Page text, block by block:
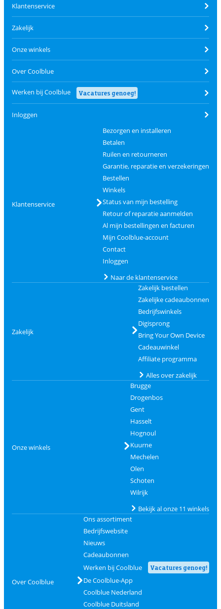
Klantenservice
Zakelijk
Onze winkels
Over Coolblue
Werken bij Coolblue Vacatures genoeg!
Inloggen
Klantenservice
Bezorgen en installeren
Betalen
Ruilen en retourneren
Garantie, reparatie en verzekeringen
Bestellen
Winkels
Status van mijn bestelling
Retour of reparatie aanmelden
Al mijn bestellingen en facturen
Mijn Coolblue-account
Contact
Inloggen
Naar de klantenservice
Zakelijk
Zakelijk bestellen
Zakelijke cadeaubonnen
Bedrijfswinkels
Digisprong
Bring Your Own Device
Cadeauwinkel
Affiliate programma
Alles over zakelijk
Onze winkels
Brugge
Drogenbos
Gent
Hasselt
Hognoul
Kuurne
Mechelen
Olen
Schoten
Wilrijk
Bekijk al onze 11 winkels
Over Coolblue
Ons assortiment
Bedrijfswebsite
Nieuws
Cadeaubonnen
Werken bij Coolblue
Vacatures genoeg!
De Coolblue-App
Coolblue Nederland
Coolblue Duitsland